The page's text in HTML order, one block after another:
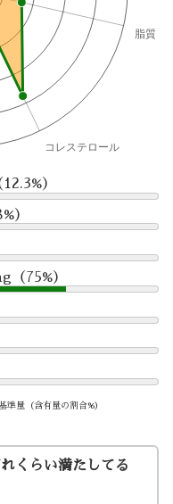
）
）
75%）
量（含有量の割合%）
くらい満たしてる